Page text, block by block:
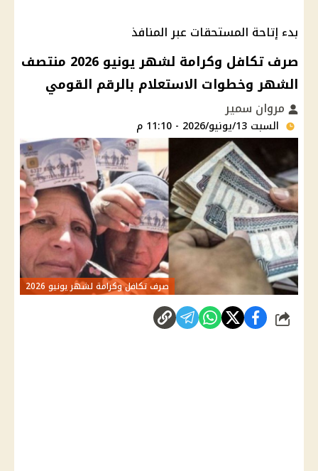
بدء إتاحة المستحقات عبر المنافذ
صرف تكافل وكرامة لشهر يونيو 2026 منتصف
الشهر وخطوات الاستعلام بالرقم القومي
مروان سمير
السبت 13/يونيو/2026 - 11:10 م
صرف تكافل وكرامة لشهر يونيو 2026
شارك